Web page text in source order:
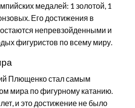
медалей: 1 золотой, 1
Его достижения в
непревзойденными и
фигуристов по всему миру.
Плющенко стал самым
мира по фигурному катанию.
и это достижение не было